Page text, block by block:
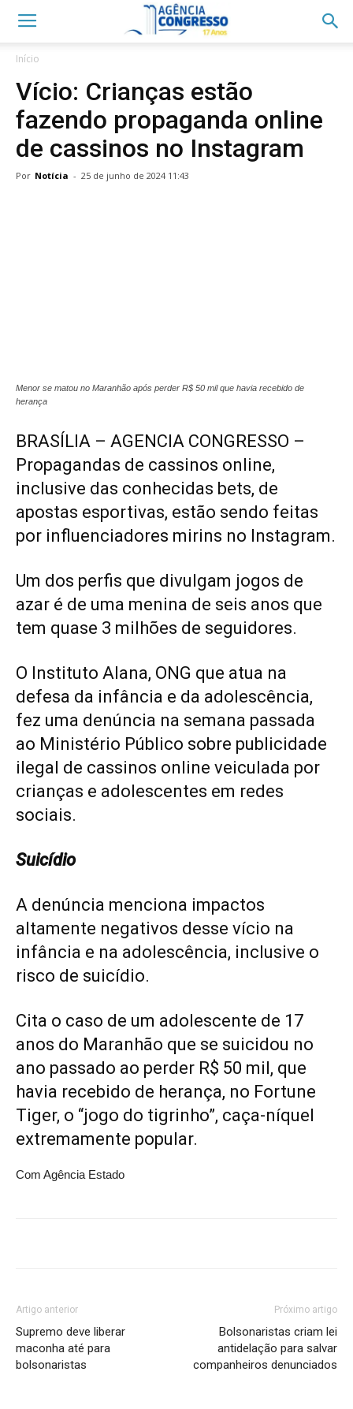
Início
Vício: Crianças estão
fazendo propaganda online
de cassinos no Instagram
Por Notícia - 25 de junho de 2024 11:43
Menor se matou no Maranhão após perder R$ 50 mil que havia recebido de
herança
BRASÍLIA – AGENCIA CONGRESSO –
Propagandas de cassinos online,
inclusive das conhecidas bets, de
apostas esportivas, estão sendo feitas
por influenciadores mirins no Instagram.
Um dos perfis que divulgam jogos de
azar é de uma menina de seis anos que
tem quase 3 milhões de seguidores.
O Instituto Alana, ONG que atua na
defesa da infância e da adolescência,
fez uma denúncia na semana passada
ao Ministério Público sobre publicidade
ilegal de cassinos online veiculada por
crianças e adolescentes em redes
sociais.
Suicídio
A denúncia menciona impactos
altamente negativos desse vício na
infância e na adolescência, inclusive o
risco de suicídio.
Cita o caso de um adolescente de 17
anos do Maranhão que se suicidou no
ano passado ao perder R$ 50 mil, que
havia recebido de herança, no Fortune
Tiger, o “jogo do tigrinho”, caça-níquel
extremamente popular.
Com Agência Estado
Artigo anterior
Supremo deve liberar
maconha até para
bolsonaristas
Próximo artigo
Bolsonaristas criam lei
antidelação para salvar
companheiros denunciados